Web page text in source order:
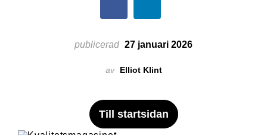
publicerad 27 januari 2026
av Elliot Klint
Till startsidan